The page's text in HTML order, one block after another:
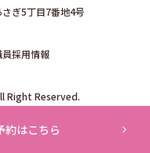
約はこちら
ぎ5丁目7番地4号
員採用情報
Right Reserved.